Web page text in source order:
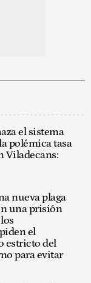
el sistema
polémica tasa
Viladecans:
nueva plaga
una prisión
el
estricto del
para evitar